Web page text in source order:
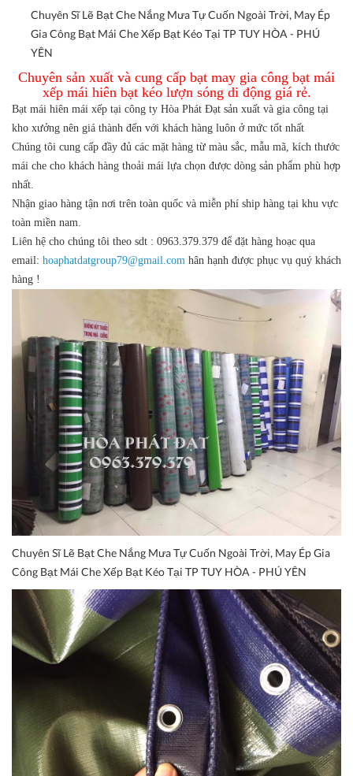
Chuyên Sĩ Lẽ Bạt Che Nắng Mưa Tự Cuốn Ngoài Trời, May Ép
Gia Công Bạt Mái Che Xếp Bạt Kéo Tại TP TUY HÒA - PHÚ
YÊN
Chuyên sản xuất và cung cấp bạt may gia công bạt mái
xếp mái hiên bạt kéo lượn sóng di động giá rẻ.
Bạt mái hiên mái xếp tại công ty Hòa Phát Đạt sản xuất và gia công tại
kho xưởng nên giá thành đến với khách hàng luôn ở mức tốt nhất
Chúng tôi cung cấp đầy đủ các mặt hàng từ màu sắc, mẫu mã, kích thước
mái che cho khách hàng thoải mái lựa chọn được dòng sản phẩm phù hợp
nhất.
Nhận giao hàng tận nơi trên toàn quốc và miễn phí ship hàng tại khu vực
toàn miền nam.
Liên hệ cho chúng tôi theo sdt : 0963.379.379 để đặt hàng hoạc qua
email: hoaphatdatgroup79@gmail.com hân hạnh được phục vụ quý khách
hàng !
Chuyên Sĩ Lẽ Bạt Che Nắng Mưa Tự Cuốn Ngoài Trời, May Ép Gia
Công Bạt Mái Che Xếp Bạt Kéo Tại TP TUY HÒA - PHÚ YÊN